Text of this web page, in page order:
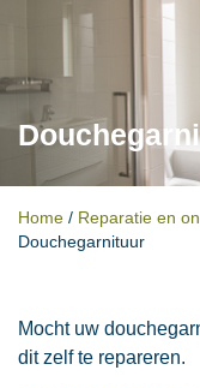
Home / Reparatie en
Douchegarnituur
Mocht uw
dit zelf te repareren.